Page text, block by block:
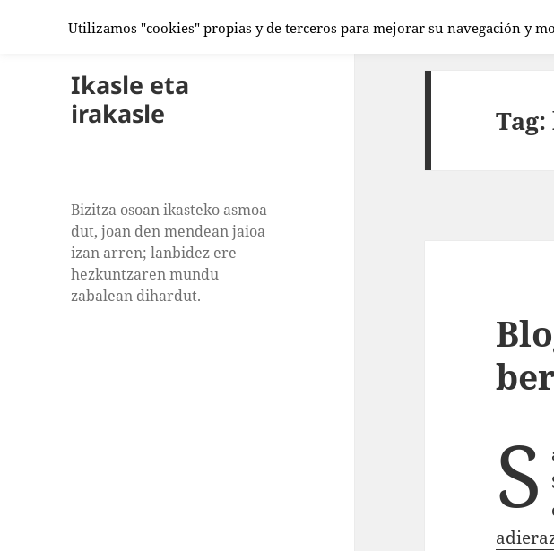
Ikasle eta
irakasle
Bizitza osoan ikasteko asmoa
dut, joan den mendean jaioa
izan arren; lanbidez ere
hezkuntzaren mundu
zabalean dihardut.
Tag:
S
Utilizamos "cookies" propias y de terceros para mejorar su navegación y